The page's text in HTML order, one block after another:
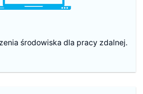
środowiska dla pracy zdalnej.